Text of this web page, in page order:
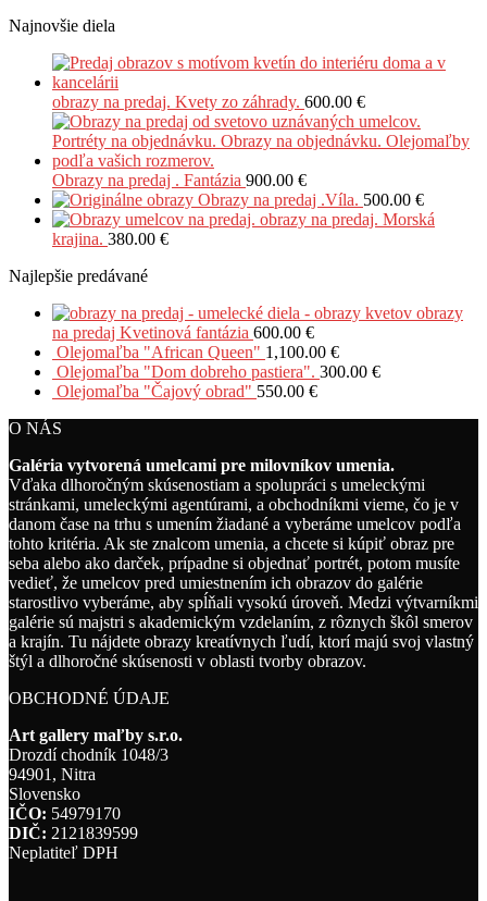
Najnovšie diela
obrazy na predaj. Kvety zo záhrady. 600.00 €
Obrazy na predaj . Fantázia 900.00 €
Obrazy na predaj .Víla. 500.00 €
obrazy na predaj. Morská
krajina. 380.00 €
Najlepšie predávané
obrazy
na predaj Kvetinová fantázia 600.00 €
Olejomaľba "African Queen" 1,100.00 €
Olejomaľba "Dom dobreho pastiera". 300.00 €
Olejomaľba "Čajový obrad" 550.00 €
O NÁS
Galéria vytvorená umelcami pre milovníkov umenia.
Vďaka dlhoročným skúsenostiam a spolupráci s umeleckými
stránkami, umeleckými agentúrami, a obchodníkmi vieme, čo je v
danom čase na trhu s umením žiadané a vyberáme umelcov podľa
tohto kritéria. Ak ste znalcom umenia, a chcete si kúpiť obraz pre
seba alebo ako darček, prípadne si objednať portrét, potom musíte
vedieť, že umelcov pred umiestnením ich obrazov do galérie
starostlivo vyberáme, aby spĺňali vysokú úroveň. Medzi výtvarníkmi
galérie sú majstri s akademickým vzdelaním, z rôznych škôl smerov
a krajín. Tu nájdete obrazy kreatívnych ľudí, ktorí majú svoj vlastný
štýl a dlhoročné skúsenosti v oblasti tvorby obrazov.
OBCHODNÉ ÚDAJE
Art gallery maľby s.r.o.
Drozdí chodník 1048/3
94901, Nitra
Slovensko
IČO: 54979170
DIČ: 2121839599
Neplatiteľ DPH